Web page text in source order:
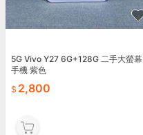
5G Vivo Y27 6G+128G 二手大螢幕
手機 紫色
2,800